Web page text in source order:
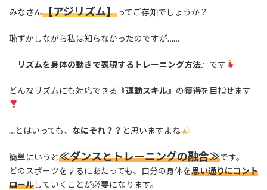
みなさん【アジリズム】ってご存知でしょうか？
恥ずかしながら私は知らなかったのですが……
『リズムを身体の動きで表現するトレーニング方法』 です
どんなリズムにも対応できる 『運動スキル』 の獲得を目指せます
…とはいっても、 なにそれ？？ と思いますよね
簡単にいうと≪ダンスとトレーニングの融合≫です。
どのスポーツをするにあたっても、自分の身体を思い通りにコント
ロールしていくことが必要になります。